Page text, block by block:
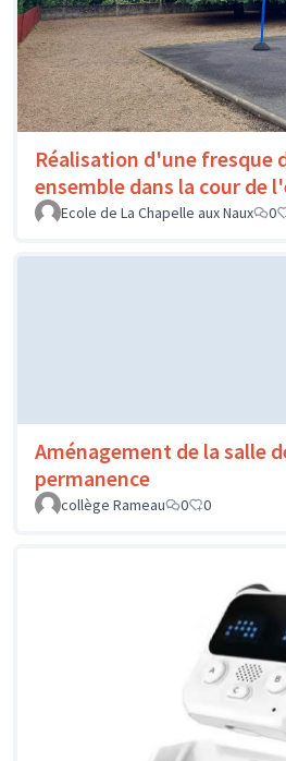
Réalisation d'une fresque
ensemble dans la cour de
Ecole de La Chapelle aux Naux
0
Aménagement de la salle
permanence
collège Rameau
0 0